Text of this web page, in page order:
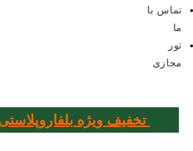
تماس با
ما
تور
مجازی
تخفیف ویژه